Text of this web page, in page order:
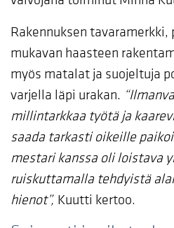
Rakennuksen
mukavan haasteen
myös matalat ja suojeltuja
varjella läpi urakan.
millintarkkaa työtä ja
saada tarkasti oikeille
mestari kanssa oli loistava
ruiskuttamalla tehdyistä
hienot”, Kuutti kertoo.